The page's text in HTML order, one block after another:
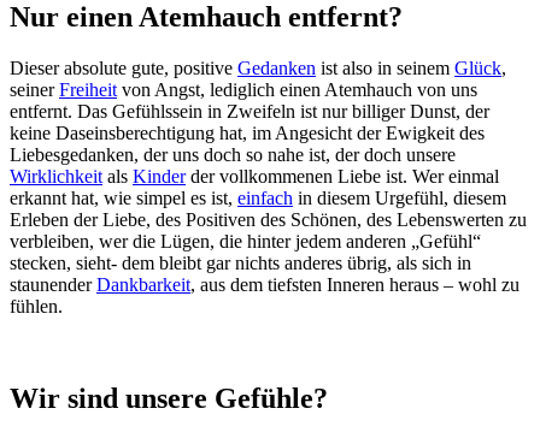
Nur einen Atemhauch entfernt?
Dieser absolute gute, positive Gedanken ist also in seinem Glück,
seinerFreiheit von Angst, lediglich einen Atemhauch von uns
entfernt. Das Gefühlssein in Zweifeln ist nur billiger Dunst, der
keine Daseinsberechtigung hat, im Angesicht der Ewigkeit des
Liebesgedanken, der uns doch so nahe ist, der doch unsere
Wirklichkeit als Kinderder vollkommenen Liebe ist. Wer einmal
erkannt hat, wie simpel es ist, einfach in diesem Urgefühl, diesem
Erleben der Liebe, des Positiven des Schönen, des Lebenswerten zu
verbleiben, wer die Lügen, die hinter jedem anderen „Gefühl“
stecken, sieht- dem bleibt gar nichts anderes übrig, als sich in
staunenderDankbarkeit, aus dem tiefsten Inneren heraus – wohl zu
fühlen.
Wir sind unsere Gefühle?